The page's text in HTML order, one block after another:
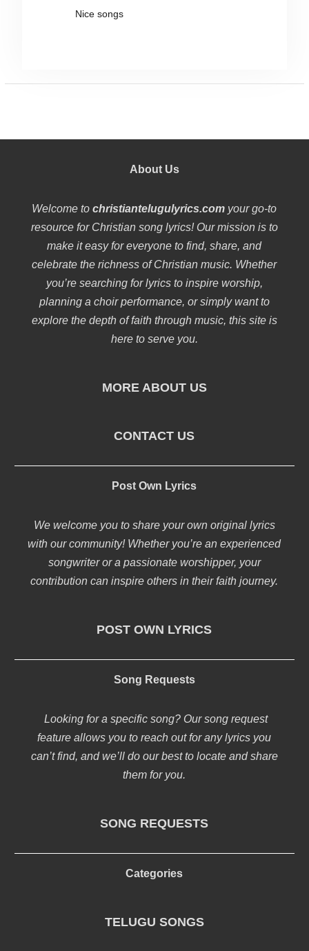
Nice songs
About Us
Welcome tochristiantelugulyrics.com your go-to
resource for Christian song lyrics! Our mission is to
make it easy for everyone to find, share, and
celebrate the richness of Christian music. Whether
you’re searching for lyrics to inspire worship,
planning a choir performance, or simply want to
explore the depth of faith through music, this site is
here to serve you.
MORE ABOUT US
CONTACT US
Post Own Lyrics
We welcome you to share your own original lyrics
with our community! Whether you’re an experienced
songwriter or a passionate worshipper, your
contribution can inspire others in their faith journey.
POST OWN LYRICS
Song Requests
Looking for a specific song? Our song request
feature allows you to reach out for any lyrics you
can’t find, and we’ll do our best to locate and share
them for you.
SONG REQUESTS
Categories
TELUGU SONGS